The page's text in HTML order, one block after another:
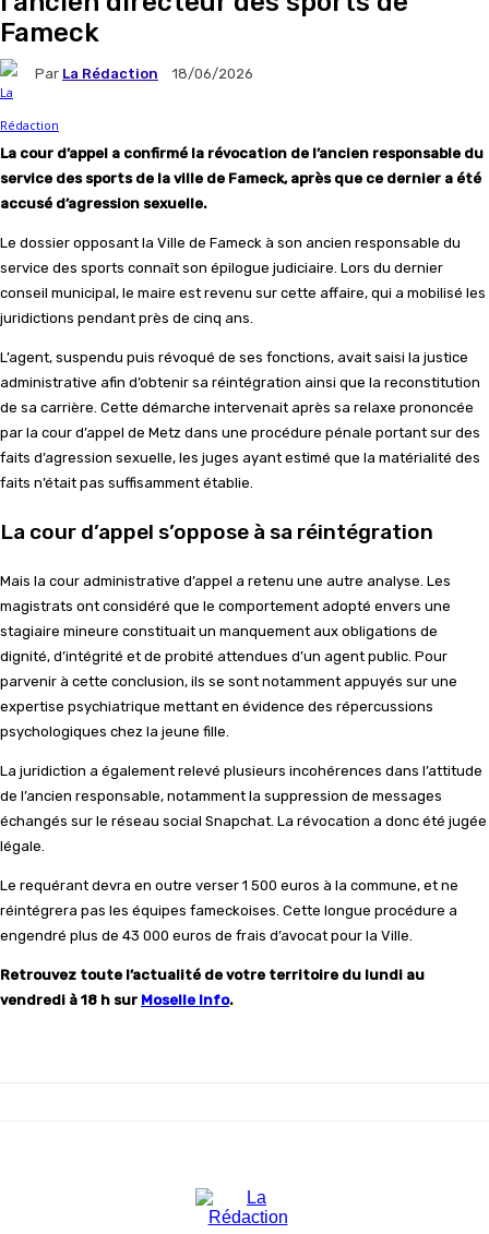
Fameck
Par La Rédaction 18/06/2026
La cour d’appel a confirmé la révocation de l’ancien responsable du
service des sports de la ville de Fameck, après que ce dernier a été
accusé d’agression sexuelle.
Le dossier opposant la Ville de Fameck à son ancien responsable du
service des sports connaît son épilogue judiciaire. Lors du dernier
conseil municipal, le maire est revenu sur cette affaire, qui a mobilisé les
juridictions pendant près de cinq ans.
L’agent, suspendu puis révoqué de ses fonctions, avait saisi la justice
administrative afin d’obtenir sa réintégration ainsi que la reconstitution
de sa carrière. Cette démarche intervenait après sa relaxe prononcée
par la cour d’appel de Metz dans une procédure pénale portant sur des
faits d’agression sexuelle, les juges ayant estimé que la matérialité des
faits n’était pas suffisamment établie.
La cour d’appel s’oppose à sa réintégration
Mais la cour administrative d’appel a retenu une autre analyse. Les
magistrats ont considéré que le comportement adopté envers une
stagiaire mineure constituait un manquement aux obligations de
dignité, d’intégrité et de probité attendues d’un agent public. Pour
parvenir à cette conclusion, ils se sont notamment appuyés sur une
expertise psychiatrique mettant en évidence des répercussions
psychologiques chez la jeune fille.
La juridiction a également relevé plusieurs incohérences dans l’attitude
de l’ancien responsable, notamment la suppression de messages
échangés sur le réseau social Snapchat. La révocation a donc été jugée
légale.
Le requérant devra en outre verser 1 500 euros à la commune, et ne
réintégrera pas les équipes fameckoises. Cette longue procédure a
engendré plus de 43 000 euros de frais d’avocat pour la Ville.
Retrouvez toute l’actualité de votre territoire du lundi au
vendredi à 18 h sur Moselle Info.